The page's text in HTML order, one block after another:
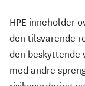
HPE inneholder
den tilsvarende
den
med andre